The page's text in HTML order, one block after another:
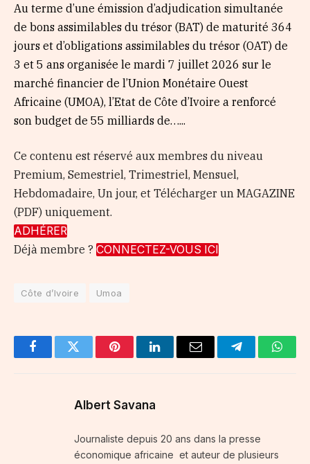
Au terme d’une émission d’adjudication simultanée
de bons assimilables du trésor (BAT) de maturité 364
jours et d’obligations assimilables du trésor (OAT) de
3 et 5 ans organisée le mardi 7 juillet 2026 sur le
marché financier de l’Union Monétaire Ouest
Africaine (UMOA), l’Etat de Côte d’Ivoire a renforcé
son budget de 55 milliards de…...
Ce contenu est réservé aux membres du niveau
Premium, Semestriel, Trimestriel, Mensuel,
Hebdomadaire, Un jour, et Télécharger un MAGAZINE
(PDF) uniquement.
ADHÉRER
Déjà membre ? CONNECTEZ-VOUS ICI
Côte d’Ivoire Umoa
FacebookTwitter PinterestLinkedInEmail Telegram
Albert Savana
Journaliste depuis 20 ans dans la presse
économique africaine et auteur de plusieurs